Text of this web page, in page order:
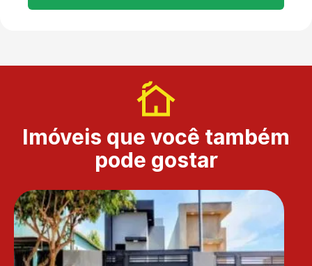
Imóveis que você também
pode gostar